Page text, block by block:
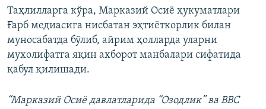
Таҳлилларга кўра, Марказий Осиё ҳукуматлари
Ғарб медиасига нисбатан эҳтиёткорлик билан
муносабатда бўлиб, айрим ҳолларда уларни
мухолифатга яқин ахборот манбалари сифатида
қабул қилишади.
“Марказий Осиё давлатларида “Озодлик” ва BBC